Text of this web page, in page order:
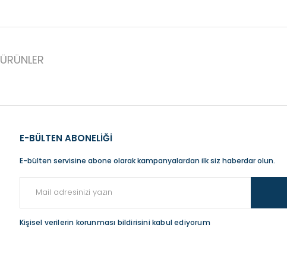
Yorum Yaz
iletebilirsiniz.
Ürün açıklamasında eksik bilgiler bulunuyor.
Bu ürüne benzer farklı alternatifler olmalı.
ÜRÜNLER
E-BÜLTEN ABONELİĞİ
E-bülten servisine abone olarak kampanyalardan ilk siz haberdar olun.
Kişisel verilerin korunması bildirisini kabul ediyorum